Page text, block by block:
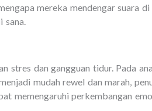
mereka mendengar suara
sana.
stres dan gangguan tidur. Pada
mudah rewel dan marah,
memengaruhi perkembangan